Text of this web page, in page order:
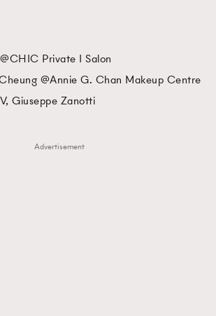
Private I Salon
@Annie G. Chan Makeup Centre
Giuseppe Zanotti
Advertisement